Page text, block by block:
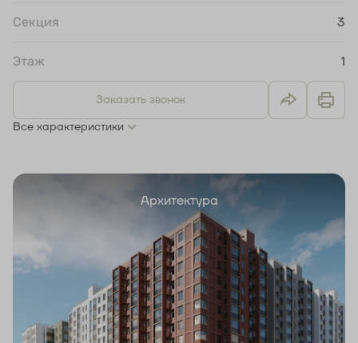
Секция 3
Этаж 1
Заказать звонок
Все характеристики
Архитектура